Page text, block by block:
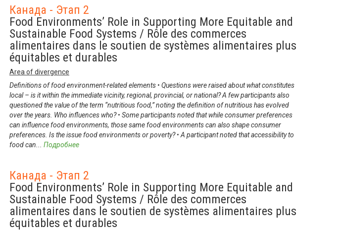
Канада - Этап 2
Food Environments’ Role in Supporting More Equitable and
Sustainable Food Systems / Rôle des commerces
alimentaires dans le soutien de systèmes alimentaires plus
équitables et durables
Area of divergence
Definitions of food environment-related elements • Questions were raised about what constitutes
local – is it within the immediate vicinity, regional, provincial, or national? A few participants also
questioned the value of the term “nutritious food,” noting the definition of nutritious has evolved
over the years. Who influences who? • Some participants noted that while consumer preferences
can influence food environments, those same food environments can also shape consumer
preferences. Is the issue food environments or poverty? • A participant noted that accessibility to
food can... Подробнее
Канада - Этап 2
Food Environments’ Role in Supporting More Equitable and
Sustainable Food Systems / Rôle des commerces
alimentaires dans le soutien de systèmes alimentaires plus
équitables et durables